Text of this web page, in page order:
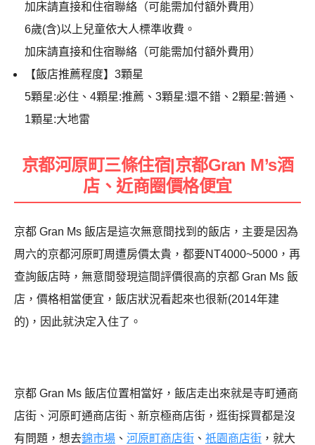
加床請直接和住宿聯絡（可能需加付額外費用）
6歲(含)以上兒童依大人標準收費。
加床請直接和住宿聯絡（可能需加付額外費用）
【飯店推薦程度】3顆星
5顆星:必住、4顆星:推薦、3顆星:還不錯、2顆星:普通、
1顆星:大地雷
京都河原町三條住宿|京都Gran M’s酒
店、近商圈價格便宜
京都 Gran Ms 飯店是這次無意間找到的飯店，主要是因為
周六的京都河原町周遭房價太貴，都要NT4000~5000，再
查詢飯店時，無意間發現這間評價很高的京都 Gran Ms 飯
店，價格相當便宜，飯店狀況看起來也很新(2014年建
的)，因此就決定入住了。
京都 Gran Ms 飯店位置相當好，飯店走出來就是寺町通商
店街、河原町通商店街、新京極商店街，逛街採買都是沒
有問題，想去錦市場 、 河原町商店街 、 祇園商店街 ，就大